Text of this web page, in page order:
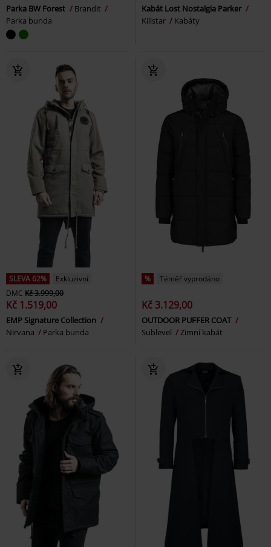
Parka BW Forest
Brandit
Parka bunda
Kabát Lost Nostalgia Parker
Killstar
Kabáty
SLEVA 62%
Exkluzivní
DMC Kč 3.999,00
Kč 1.519,00
EMP Signature Collection
Nirvana
Parka bunda
% Téměř vyprodáno
Kč 3.129,00
OUTDOOR PUFFER COAT
Sublevel
Zimní kabát